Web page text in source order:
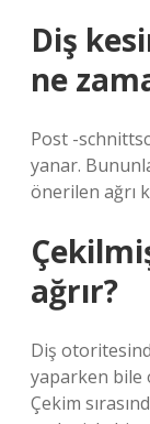
Diş
ne
Post -
yanar.
önerilen ağrı
ağrır?
Diş
yaparken bile
Çekim